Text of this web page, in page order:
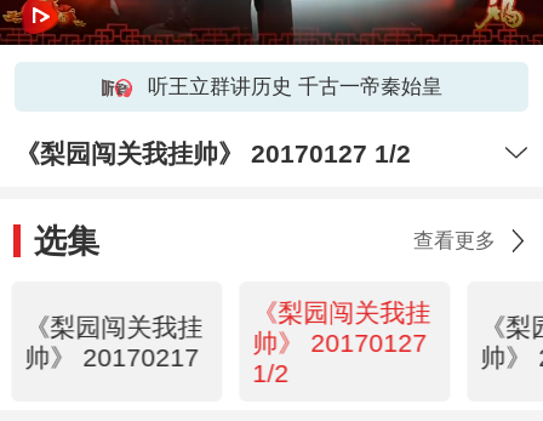
听王立群讲历史 千古一帝秦始皇
《梨园闯关我挂帅》 20170127 1/2
选集 查看更多
《梨园闯关我挂
帅》 20170217
《梨园闯关我挂
帅》 20170127
1/2
《
帅》